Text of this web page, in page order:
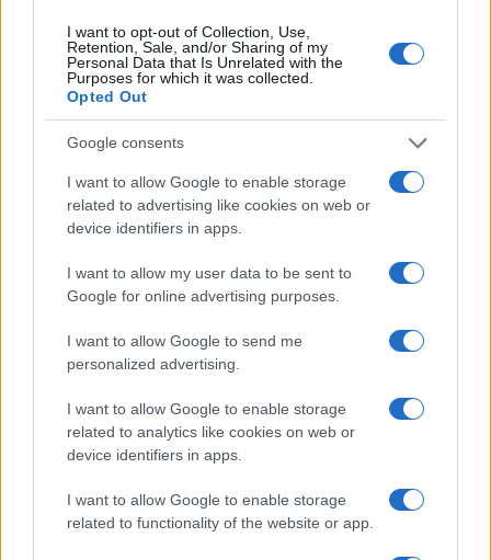
I want to opt-out of Collection, Use,
Retention, Sale, and/or Sharing of my
Personal Data that Is Unrelated with the
Purposes for which it was collected.
Opted Out
Google consents
I want to allow Google to enable storage
related to advertising like cookies on web or
device identifiers in apps.
I want to allow my user data to be sent to
Google for online advertising purposes.
I want to allow Google to send me
personalized advertising.
I want to allow Google to enable storage
related to analytics like cookies on web or
device identifiers in apps.
I want to allow Google to enable storage
related to functionality of the website or app.